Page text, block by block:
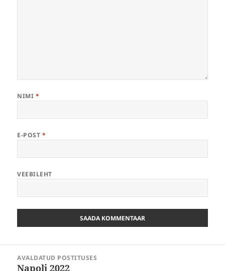
NIMI *
E-POST *
VEEBILEHT
AVALDATUD POSTITUSES
Napoli 2022